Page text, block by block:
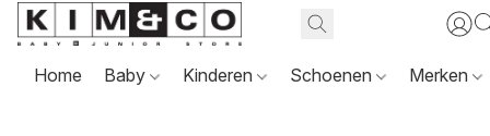
Home Baby Kinderen Schoenen Merken